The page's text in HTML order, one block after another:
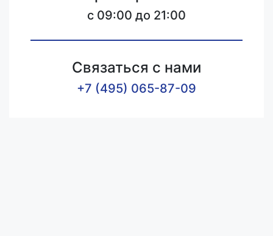
c 09:00 до 21:00
Связаться с нами
+7 (495) 065-87-09